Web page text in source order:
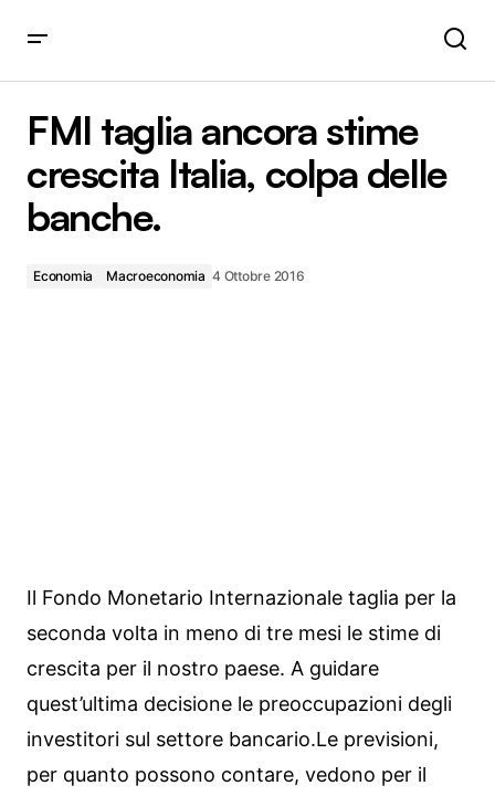
FMI taglia ancora stime
crescita Italia, colpa delle
banche.
Economia Macroeconomia 4 Ottobre 2016
Il Fondo Monetario Internazionale taglia per la
seconda volta in meno di tre mesi le stime di
crescita per il nostro paese. A guidare
quest’ultima decisione le preoccupazioni degli
investitori sul settore bancario.Le previsioni,
per quanto possono contare, vedono per il